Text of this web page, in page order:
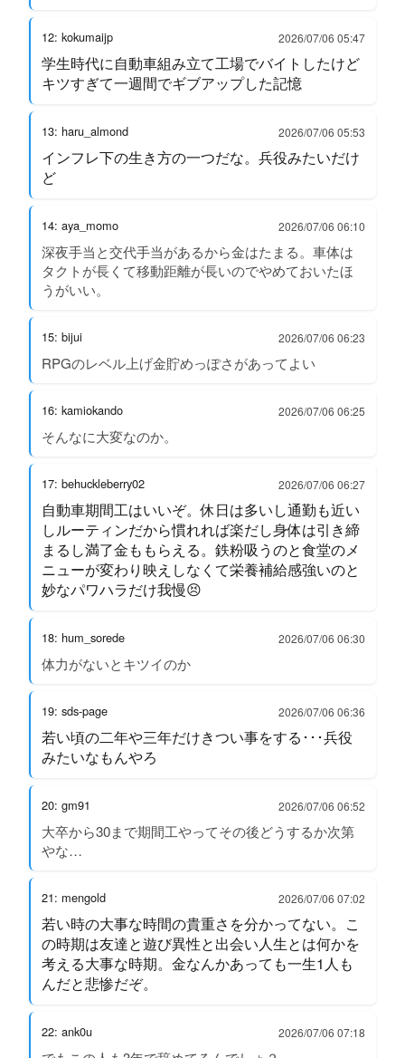
12: kokumaijp 2026/07/06 05:47
学生時代に自動車組み立て工場でバイトしたけど
キツすぎて一週間でギブアップした記憶
13: haru_almond 2026/07/06 05:53
インフレ下の生き方の一つだな。兵役みたいだけ
ど
14: aya_momo 2026/07/06 06:10
深夜手当と交代手当があるから金はたまる。車体は
タクトが長くて移動距離が長いのでやめておいたほ
うがいい。
15: bijui 2026/07/06 06:23
RPGのレベル上げ金貯めっぽさがあってよい
16: kamiokando 2026/07/06 06:25
そんなに大変なのか。
17: behuckleberry02 2026/07/06 06:27
自動車期間工はいいぞ。休日は多いし通勤も近い
しルーティンだから慣れれば楽だし身体は引き締
まるし満了金ももらえる。鉄粉吸うのと食堂のメ
ニューが変わり映えしなくて栄養補給感強いのと
妙なパワハラだけ我慢😣
18: hum_sorede 2026/07/06 06:30
体力がないとキツイのか
19: sds-page 2026/07/06 06:36
若い頃の二年や三年だけきつい事をする･･･兵役
みたいなもんやろ
20: gm91 2026/07/06 06:52
大卒から30まで期間工やってその後どうするか次第
やな…
21: mengold 2026/07/06 07:02
若い時の大事な時間の貴重さを分かってない。こ
の時期は友達と遊び異性と出会い人生とは何かを
考える大事な時期。金なんかあっても一生1人も
んだと悲惨だぞ。
22: ank0u 2026/07/06 07:18